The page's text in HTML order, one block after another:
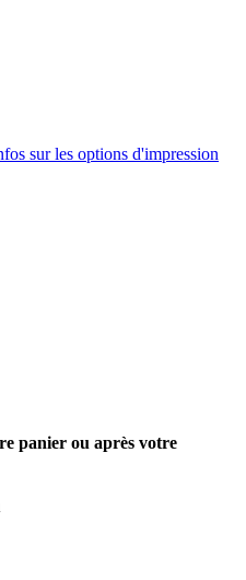
sur les options d'impression
panier ou après votre